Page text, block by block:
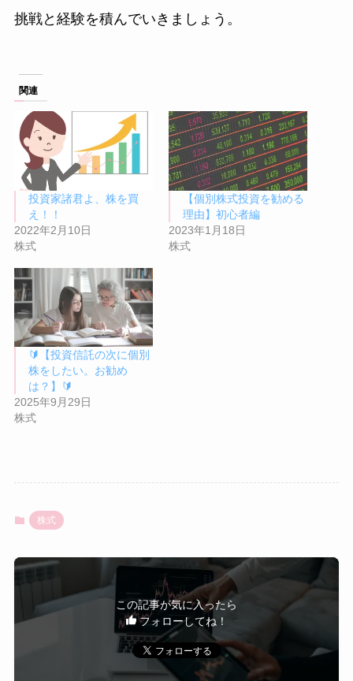
挑戦と経験を積んでいきましょう。
関連
投資家諸君よ、株を買
え！！
2022年2月10日
株式
【個別株式投資を勧める
理由】初心者編
2023年1月18日
株式
🔰【投資信託の次に個別
株をしたい。お勧め
は？】🔰
2025年9月29日
株式
株式
この記事が気に入ったら
フォローしてね！